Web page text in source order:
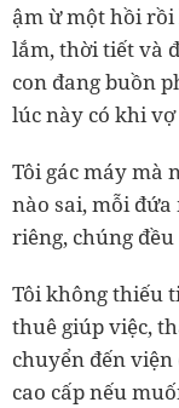
ậm ừ một hồi
lắm, thời tiết và
con đang buồn
lúc này có khi
Tôi gác máy mà
nào sai, mỗi
riêng, chúng
Tôi không thiếu
thuê giúp việc,
chuyển đến viện
cao cấp nếu